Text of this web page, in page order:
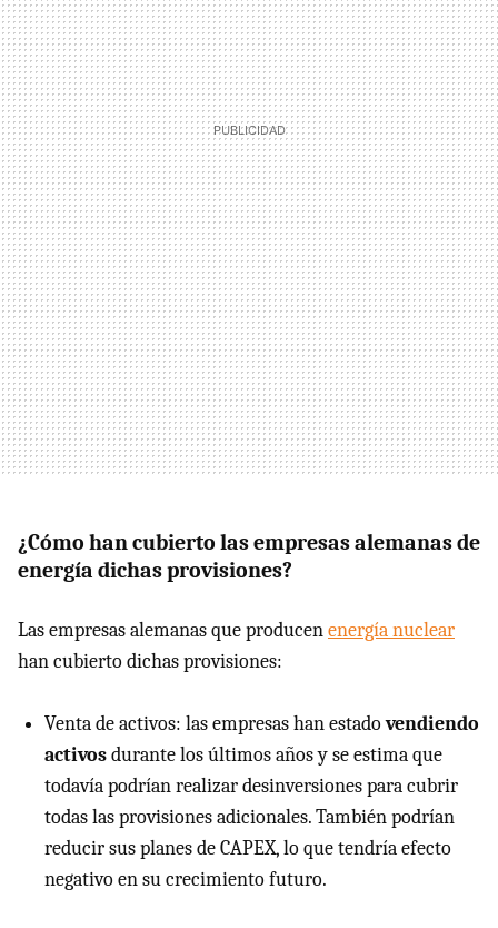
¿Cómo han cubierto las empresas alemanas de
energía dichas provisiones?
Las empresas alemanas que producenenergía nuclear
han cubierto dichas provisiones:
Venta de activos: las empresas han estadovendiendo
activosdurante los últimos años y se estima que
todavía podrían realizar desinversiones para cubrir
todas las provisiones adicionales. También podrían
reducir sus planes de CAPEX, lo que tendría efecto
negativo en su crecimiento futuro.